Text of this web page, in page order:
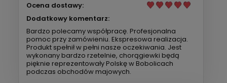
Ocena dostawy:
Dodatkowy komentarz:
Bardzo polecamy współpracę. Profesjonalna
pomoc przy zamówieniu. Ekspresowa realizacja.
Produkt spełnił w pełni nasze oczekiwania. Jest
wykonany bardzo rzetelnie, chorągiewki będą
pięknie reprezentowały Polskę w Bobolicach
podczas obchodów majowych.